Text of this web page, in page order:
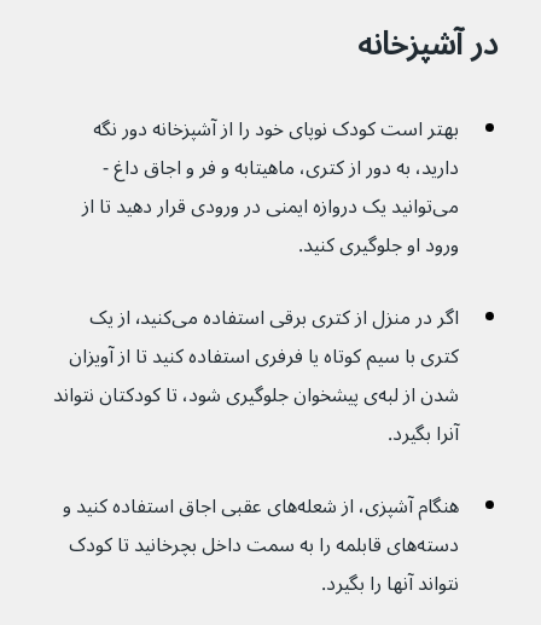
در آشپزخانه
بهتر است کودک نوپای خود را از آشپزخانه دور نگه
دارید، به دور از کتری، ماهیتابه و فر و اجاق داغ -
می‌توانید یک دروازه ایمنی در ورودی قرار دهید تا از
ورود او جلوگیری کنید.
اگر در منزل از کتری برقی استفاده می‌کنید٬ از یک
کتری‌ با سیم کوتاه یا فرفری استفاده کنید تا از آویزان
شدن از لبه‌ی پیشخوان جلوگیری شود، تا کودکتان نتواند
آنرا بگیرد.
هنگام آشپزی، از شعله‌های عقبی اجاق استفاده کنید و
دسته‌های قابلمه را به سمت داخل بچرخانید تا کودک
نتواند آنها را بگیرد.